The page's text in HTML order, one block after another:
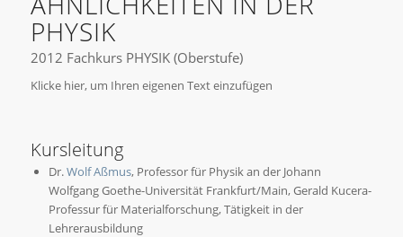
PHYSIK
2012 Fachkurs PHYSIK (Oberstufe)
Klicke hier, um Ihren eigenen Text einzufügen
Kursleitung
Dr.Wolf Aßmus, Professor für Physik an der Johann
Wolfgang Goethe-Universität Frankfurt/Main, Gerald Kucera-
Professur für Materialforschung, Tätigkeit in der
Lehrerausbildung